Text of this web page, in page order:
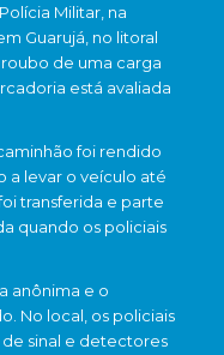
Militar, na
Guarujá, no litoral
de uma carga
está avaliada
foi rendido
a levar o veículo até
transferida e parte
quando os policiais
anônima e o
No local, os policiais
sinal e detectores